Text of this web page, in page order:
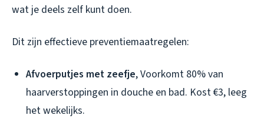
wat je deels zelf kunt doen.
Dit zijn effectieve preventiemaatregelen:
Afvoerputjes met zeefje, Voorkomt 80% van
haarverstoppingen in douche en bad. Kost €3, leeg
het wekelijks.